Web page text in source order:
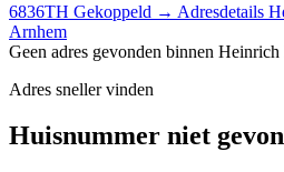
6836TH Gekoppeld → Adresdetails
Arnhem
Geen adres gevonden binnen
Adres sneller vinden
Huisnummer niet